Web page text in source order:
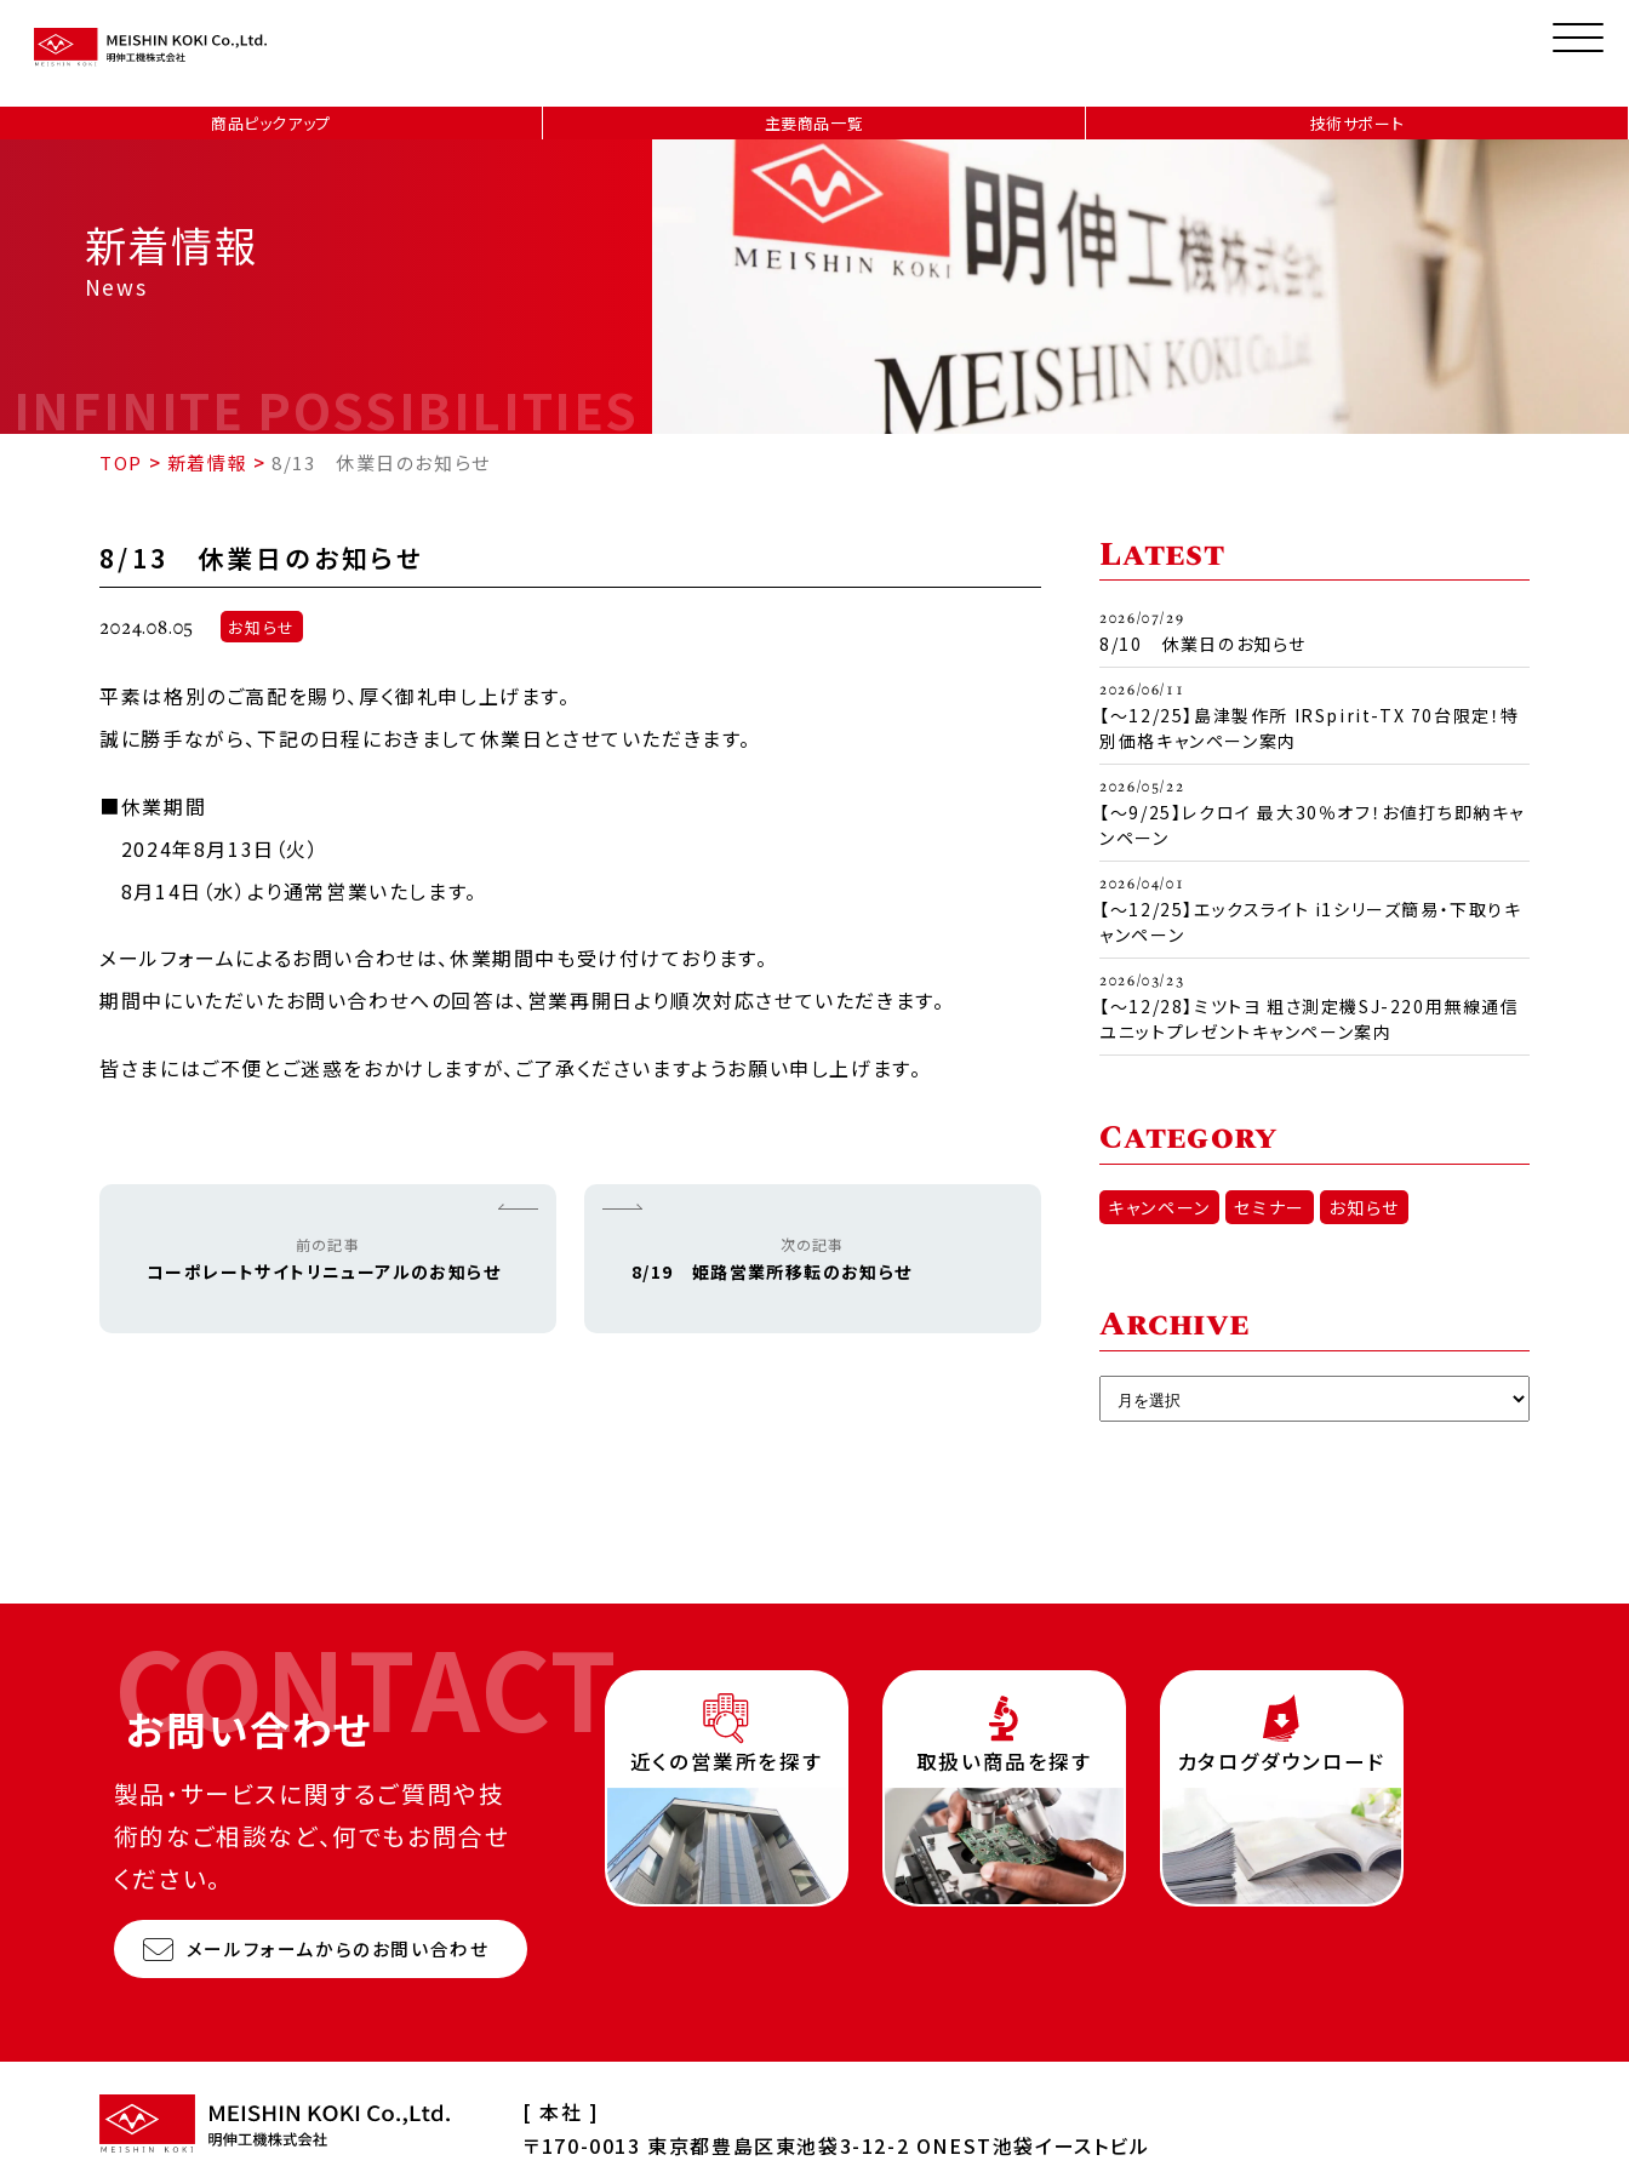
商品ピックアップ 主要商品一覧 技術サポート
新着情報
News
INFINITE POSSIBILITIES
TOP > 新着情報 >8/13 休業日のお知らせ
8/13 休業日のお知らせ
2024.08.05 お知らせ
平素は格別のご高配を賜り、厚く御礼申し上げます。
誠に勝手ながら、下記の日程におきまして休業日とさせていただきます。
■休業期間
2024年8月13日（火）
8月14日（水）より通常営業いたします。
メールフォームによるお問い合わせは、休業期間中も受け付けております。
期間中にいただいたお問い合わせへの回答は、営業再開日より順次対応させていただきます。
皆さまにはご不便とご迷惑をおかけしますが、ご了承くださいますようお願い申し上げます。
前の記事
コーポレートサイトリニューアルのお知らせ
次の記事
8/19 姫路営業所移転のお知らせ
Latest
2026/07/29
8/10 休業日のお知らせ
2026/06/11
【～12/25】島津製作所 IRSpirit-TX 70台限定！特
別価格キャンペーン案内
2026/05/22
【～9/25】レクロイ 最大30％オフ！お値打ち即納キャ
ンペーン
2026/04/01
【～12/25】エックスライト i1シリーズ簡易・下取りキ
ャンペーン
2026/03/23
【～12/28】ミツトヨ 粗さ測定機SJ-220用無線通信
ユニットプレゼントキャンペーン案内
Category
キャンペーン セミナー お知らせ
Archive
CONTACT
お問い合わせ
製品・サービスに関するご質問や技
術的なご相談など、何でもお問合せ
ください。
メールフォームからのお問い合わせ
近くの営業所を探す 取扱い商品を探す カタログダウンロード
[ 本社 ]
〒170-0013 東京都豊島区東池袋3-12-2 ONEST池袋イーストビル